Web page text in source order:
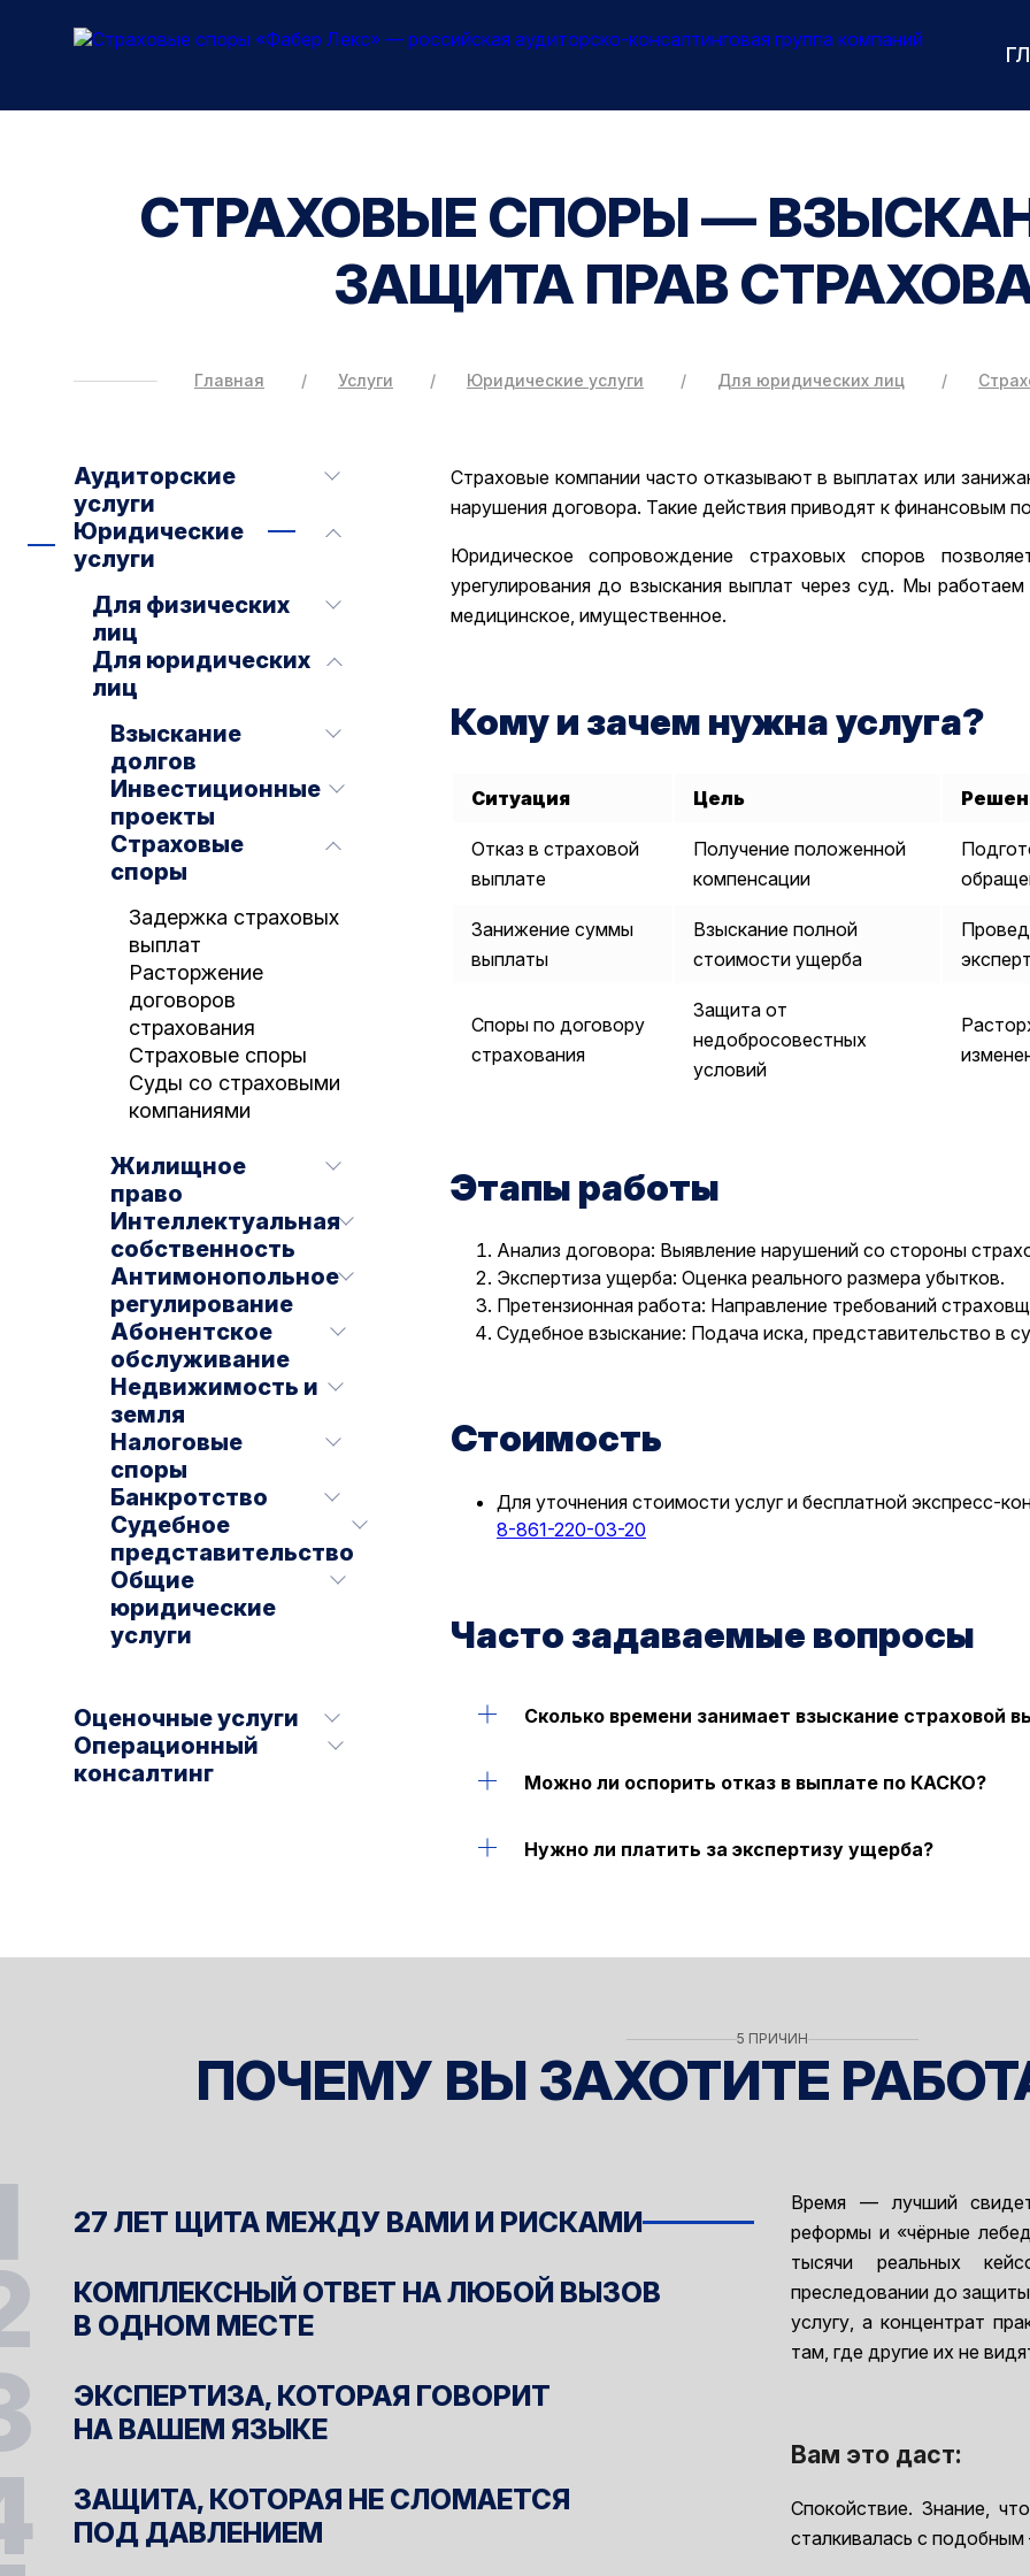
СТРАХОВЫЕ СПОРЫ —
ЗАЩИТА ПРАВ
Главная Услуги Юридические услуги Для юридических лиц
Аудиторские
услуги
Юридические
услуги
Для физических
лиц
Для юридических
лиц
Взыскание
долгов
Инвестиционные
проекты
Страховые
споры
Задержка страховых
выплат
Расторжение
договоров
страхования
Страховые споры
Суды со страховыми
компаниями
Жилищное
право
Интеллектуальная
собственность
Антимонопольное
регулирование
Абонентское
обслуживание
Недвижимость и
земля
Налоговые
споры
Банкротство
Судебное
представительство
Общие
юридические
услуги
Оценочные услуги
Операционный
консалтинг
Страховые компании часто отказывают в выплатах или
нарушения договора. Такие действия приводят к финансовым
Юридическое сопровождение страховых споров
урегулирования до взыскания выплат через суд. Мы
медицинское, имущественное.
Кому и зачем нужна услуга?
Ситуация Цель
Отказ в страховой
выплате
Получение положенной
компенсации
Занижение суммы
выплаты
Взыскание полной
стоимости ущерба
Споры по договору
страхования
Защита от
недобросовестных
условий
Этапы работы
Анализ договора: Выявление нарушений со стороны
Экспертиза ущерба: Оценка реального размера убытков.
Претензионная работа: Направление требований
Судебное взыскание: Подача иска, представительство в
Стоимость
Для уточнения стоимости услуг и бесплатной экспресс-
8-861-220-03-20
Часто задаваемые вопросы
Сколько времени занимает взыскание страховой
Можно ли оспорить отказ в выплате по КАСКО?
Нужно ли платить за экспертизу ущерба?
5 ПРИЧИН
ПОЧЕМУ ВЫ ЗАХОТИТЕ
27 ЛЕТ ЩИТА МЕЖДУ ВАМИ И РИСКАМИ
КОМПЛЕКСНЫЙ ОТВЕТ НА ЛЮБОЙ ВЫЗОВ
В ОДНОМ МЕСТЕ
ЭКСПЕРТИЗА, КОТОРАЯ ГОВОРИТ
НА ВАШЕМ ЯЗЫКЕ
ЗАЩИТА, КОТОРАЯ НЕ СЛОМАЕТСЯ
ПОД ДАВЛЕНИЕМ
Время — лучший
реформы и «чёрные
тысячи реальных
преследовании до
услугу, а концентрат
там, где другие их не
Вам это даст:
Спокойствие. Знание,
сталкивалась с